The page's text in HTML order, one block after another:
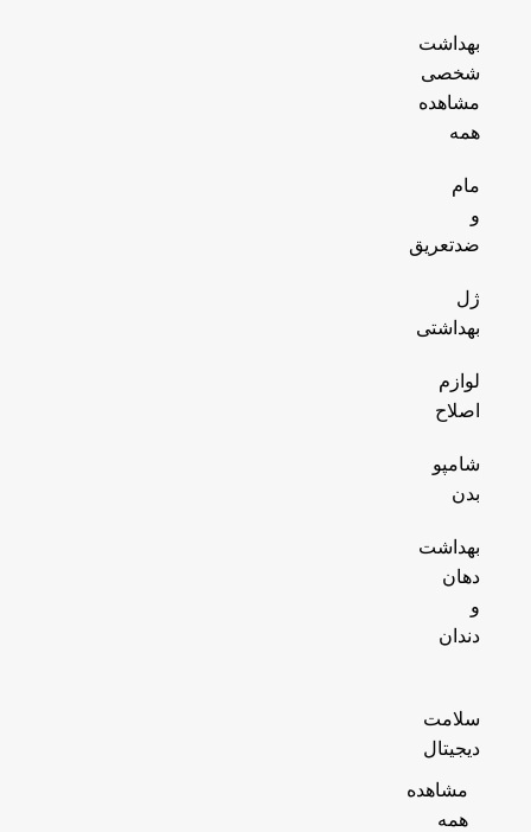
بهداشت
شخصی
مشاهده
همه
مام
و
ضدتعریق
ژل
بهداشتی
لوازم
اصلاح
شامپو
بدن
بهداشت
دهان
و
دندان
سلامت
دیجیتال
مشاهده
همه